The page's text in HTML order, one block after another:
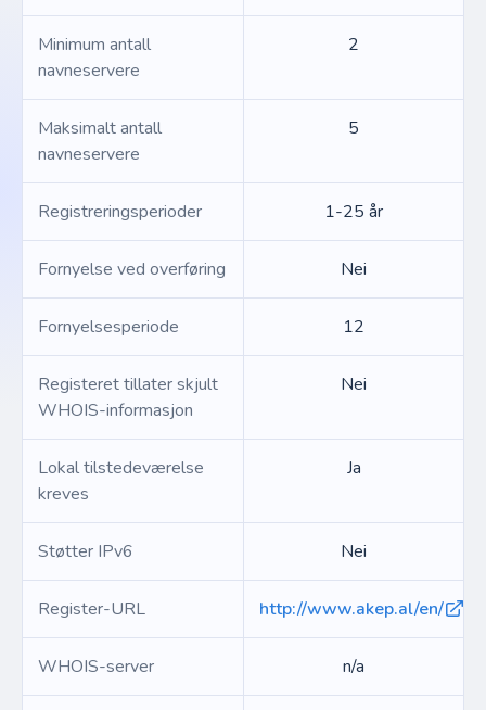
Minimum antall
navneservere
2
Maksimalt antall
navneservere
5
Registreringsperioder 1-25 år
Fornyelse ved overføring Nei
Fornyelsesperiode 12
Registeret tillater skjult
WHOIS-informasjon
Nei
Lokal tilstedeværelse
kreves
Ja
Støtter IPv6 Nei
Register-URL http://www.akep.al/en/
WHOIS-server n/a